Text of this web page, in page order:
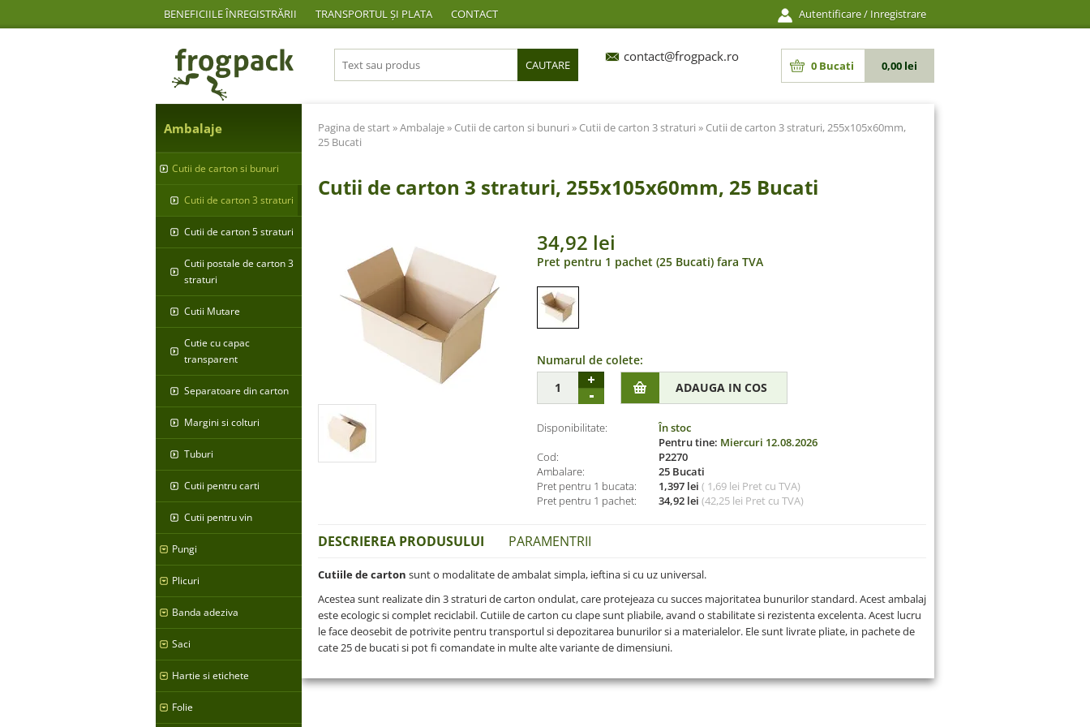
BENEFICIILE ÎNREGISTRĂRII TRANSPORTUL ȘI PLATA CONTACT Autentificare/ Inregistrare
CAUTARE
contact@frogpack.ro
0 Bucati 0,00 lei
Ambalaje
Cutii de carton si bunuri
Cutii de carton 3 straturi
Cutii de carton 5 straturi
Cutii postale de carton 3
straturi
Cutii Mutare
Cutie cu capac
transparent
Separatoare din carton
Margini si colturi
Tuburi
Cutii pentru carti
Cutii pentru vin
Pungi
Plicuri
Banda adeziva
Saci
Hartie si etichete
Folie
Pagina de start»Ambalaje» Cutii de carton si bunuri » Cutii de carton 3 straturi » Cutii de carton 3 straturi, 255x105x60mm,
25 Bucati
Cutii de carton 3 straturi, 255x105x60mm, 25 Bucati
34,92 lei
Pret pentru 1 pachet (25 Bucati) fara TVA
Numarul de colete:
Disponibilitate:
În stoc
Pentru tine: Miercuri 12.08.2026
Cod:
P2270
Ambalare:
25 Bucati
Pret pentru 1 bucata:
1,397 lei ( 1,69 lei Pret cu TVA)
Pret pentru 1 pachet:
34,92 lei (42,25 lei Pret cu TVA)
DESCRIEREA PRODUSULUI PARAMENTRII
Cutiile de carton sunt o modalitate de ambalat simpla, ieftina si cu uz universal.
Acestea sunt realizate din 3 straturi de carton ondulat, care protejeaza cu succes majoritatea bunurilor standard. Acest ambalaj
este ecologic si complet reciclabil. Cutiile de carton cu clape sunt pliabile, avand o stabilitate si rezistenta excelenta. Acest lucru
le face deosebit de potrivite pentru transportul si depozitarea bunurilor si a materialelor. Ele sunt livrate pliate, in pachete de
cate 25 de bucati si pot fi comandate in multe alte variante de dimensiuni.